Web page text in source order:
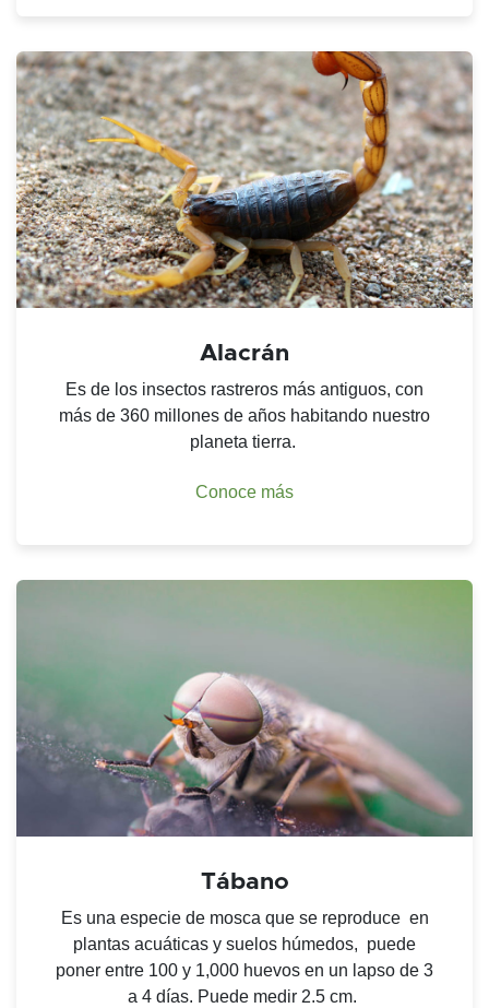
Alacrán
Es de los insectos rastreros más antiguos, con
más de 360 millones de años habitando nuestro
planeta tierra.
Conoce más
Tábano
Es una especie de mosca que se reproduce en
plantas acuáticas y suelos húmedos, puede
poner entre 100 y 1,000 huevos en un lapso de 3
a 4 días. Puede medir 2.5 cm.